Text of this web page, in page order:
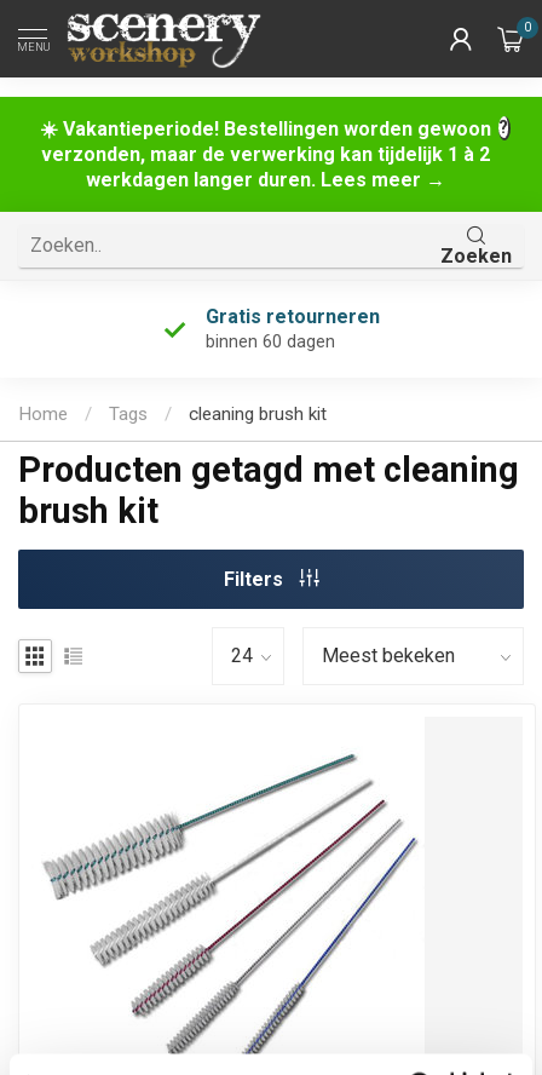
☀️ Vakantieperiode! Bestellingen worden gewoon
verzonden, maar de verwerking kan tijdelijk 1 à 2
werkdagen langer duren. Lees meer →
MENU
0
Zoeken
Gratis retourneren
binnen 60 dagen
Home / Tags / cleaning brush kit
Producten getagd met cleaning
brush kit
Filters